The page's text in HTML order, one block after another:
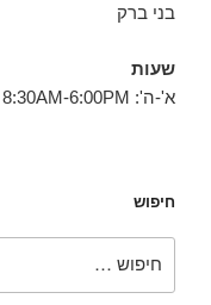
בני ברק
שעות
א'-ה': 8:30AM-6:00PM
חיפוש